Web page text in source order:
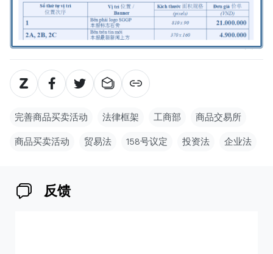
完善商品买卖活动 法律框架 工商部 商品交易所
商品买卖活动 贸易法 158号议定 投资法 企业法
反馈